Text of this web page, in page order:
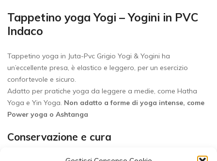
Tappetino yoga Yogi – Yogini in PVC
Indaco
Tappetino yoga in Juta-Pvc Grigio Yogi & Yogini ha
un’eccellente presa, è elastico e leggero, per un esercizio
confortevole e sicuro.
Adatto per pratiche yoga da leggere a medie, come Hatha
Yoga e Yin Yoga. Non adatto a forme di yoga intense, come
Power yoga o Ashtanga
Conservazione e cura
Prima del primo utilizzo, srotolare il tappetino e fargli